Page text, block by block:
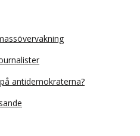
antidemokraterna?